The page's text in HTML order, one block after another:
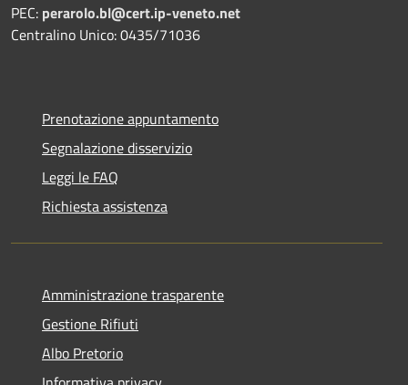
PEC: perarolo.bl@cert.ip-veneto.net
Centralino Unico: 0435/71036
Prenotazione appuntamento
Segnalazione disservizio
Leggi le FAQ
Richiesta assistenza
Amministrazione trasparente
Gestione Rifiuti
Albo Pretorio